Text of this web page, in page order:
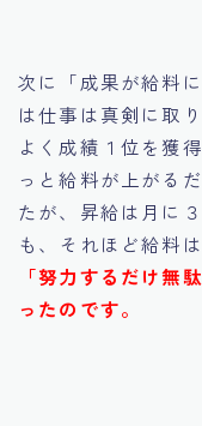
次に「成果が給料
は仕事は真剣に取
よく成績１位を獲
っと給料が上がる
たが、昇給は月に
も、それほど給料
「努力するだけ無
ったのです。